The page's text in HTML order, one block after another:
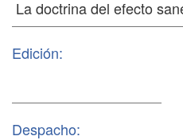
Edición:
Despacho: